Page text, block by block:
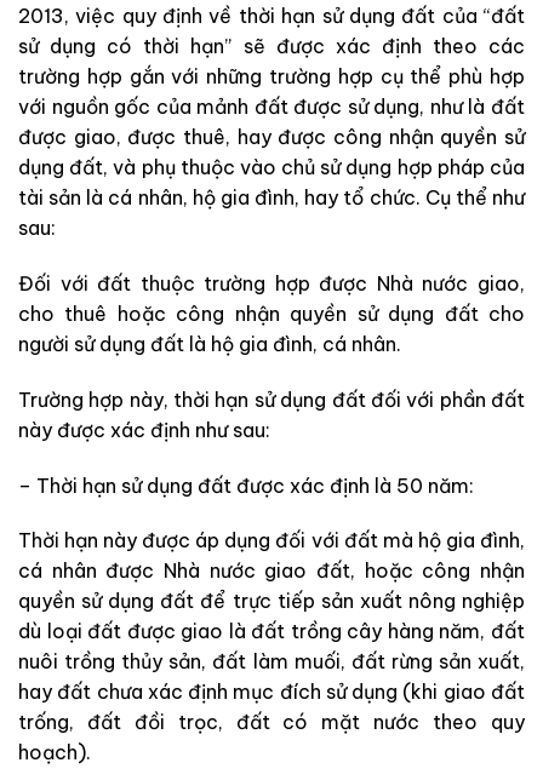
2013, việc quy định về thời hạn sử dụng đất của “đất
sử dụng có thời hạn” sẽ được xác định theo các
trường hợp gắn với những trường hợp cụ thể phù hợp
với nguồn gốc của mảnh đất được sử dụng, như là đất
được giao, được thuê, hay được công nhận quyền sử
dụng đất, và phụ thuộc vào chủ sử dụng hợp pháp của
tài sản là cá nhân, hộ gia đình, hay tổ chức. Cụ thể như
sau:
Đối với đất thuộc trường hợp được Nhà nước giao,
cho thuê hoặc công nhận quyền sử dụng đất cho
người sử dụng đất là hộ gia đình, cá nhân.
Trường hợp này, thời hạn sử dụng đất đối với phần đất
này được xác định như sau:
– Thời hạn sử dụng đất được xác định là 50 năm:
Thời hạn này được áp dụng đối với đất mà hộ gia đình,
cá nhân được Nhà nước giao đất, hoặc công nhận
quyền sử dụng đất để trực tiếp sản xuất nông nghiệp
dù loại đất được giao là đất trồng cây hàng năm, đất
nuôi trồng thủy sản, đất làm muối, đất rừng sản xuất,
hay đất chưa xác định mục đích sử dụng (khi giao đất
trống, đất đồi trọc, đất có mặt nước theo quy
hoạch).